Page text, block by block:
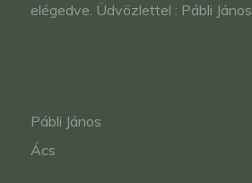
elégedve. Üdvözlettel : Pábli János
Pábli János
Ács